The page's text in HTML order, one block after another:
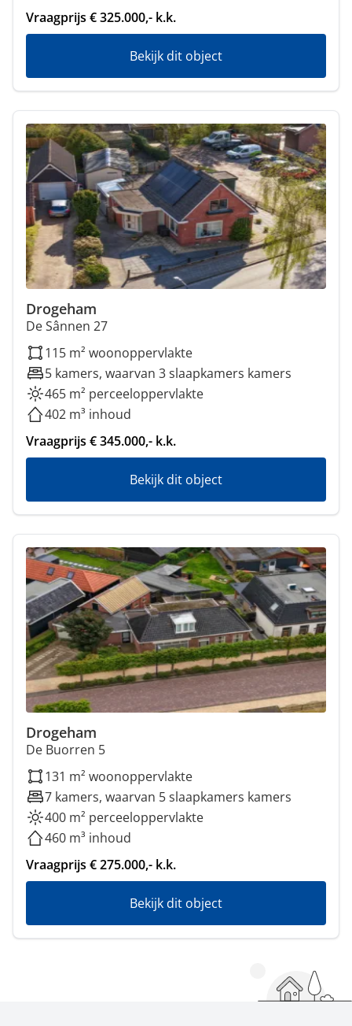
Vraagprijs € 325.000,- k.k.
Bekijk dit object
Drogeham
De Sânnen 27
115 m² woonoppervlakte
5 kamers, waarvan 3 slaapkamers kamers
465 m² perceeloppervlakte
402 m³ inhoud
Vraagprijs € 345.000,- k.k.
Bekijk dit object
Drogeham
De Buorren 5
131 m² woonoppervlakte
7 kamers, waarvan 5 slaapkamers kamers
400 m² perceeloppervlakte
460 m³ inhoud
Vraagprijs € 275.000,- k.k.
Bekijk dit object